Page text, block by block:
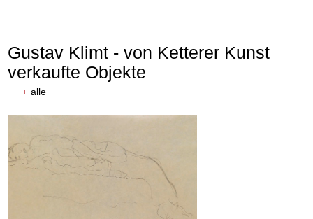
Gustav Klimt - von Ketterer Kunst
verkaufte Objekte
+ alle